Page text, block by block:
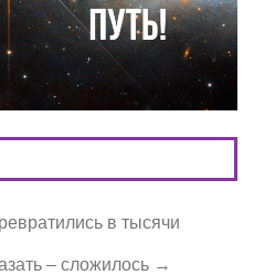
в тысячи
– сложилось →